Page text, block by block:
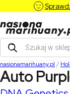
Wyszukiwarka
produktów
nasionamarihuany.pl /
Auto